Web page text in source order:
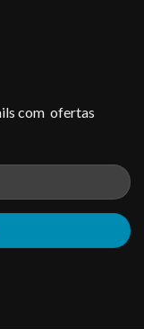
com ofertas